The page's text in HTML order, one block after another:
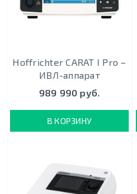
Hoffrichter CARAT I Pro –
ИВЛ-аппарат
989 990 руб.
В КОРЗИНУ